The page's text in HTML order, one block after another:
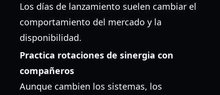
Los días de lanzamiento suelen cambiar el
comportamiento del mercado y la
disponibilidad.
Practica rotaciones de sinergia con
compañeros
Aunque cambien los sistemas, los